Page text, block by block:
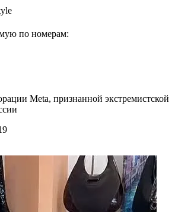
по номерам:
Meta, признанной экстремистской